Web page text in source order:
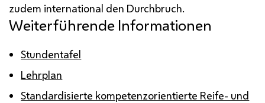
zudem international den Durchbruch.
Weiterführende Informationen
Stundentafel
Lehrplan
Standardisierte kompetenzorientierte Reife- und